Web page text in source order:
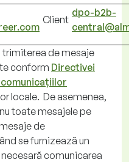
Client
dpo-b2b-
de mesaje
conform Directivei
locale. De asemenea,
toate mesajele pe
de
se furnizează un
comunicarea